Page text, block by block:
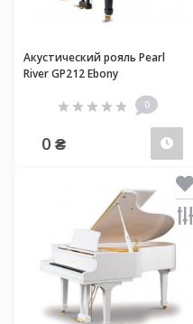
Акустический рояль Pearl
River GP212 Ebony
0
0 ₴